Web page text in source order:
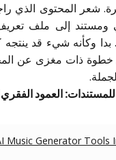
شعر المحتوى الذي
ومستند إلى ملف
بدا وكأنه شيء قد
ذات مغزى عن
العمود الفقري
Music Generator Tools